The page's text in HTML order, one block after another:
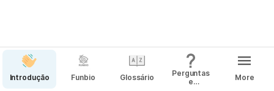
Introdução Funbio Glossário
Perguntas
e
More